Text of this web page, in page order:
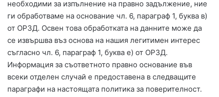
необходими за изпълнение на правно задължение, ние
ги обработваме на основание чл. 6, параграф 1, буква в)
от ОРЗД. Освен това обработката на данните може да
се извършва въз основа на нашия легитимен интерес
съгласно чл. 6, параграф 1, буква е) от ОРЗД.
Информация за съответното правно основание във
всеки отделен случай е предоставена в следващите
параграфи на настоящата политика за поверителност.